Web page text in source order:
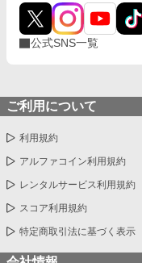
公式SNS一覧
ご利用について
利用規約
アルファコイン利用規約
レンタルサービス利用規約
スコア利用規約
特定商取引法に基づく表示